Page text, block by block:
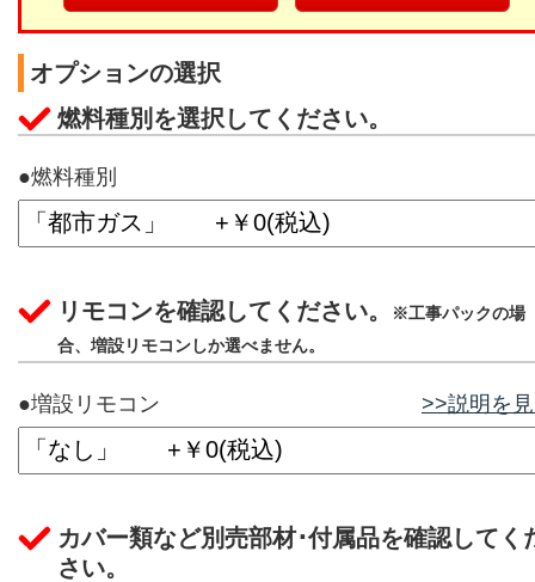
オプションの選択
燃料種別を選択してください。
●燃料種別
リモコンを確認してください。
※工事パックの場
合、増設リモコンしか選べません。
●増設リモコン >>説明を
カバー類など別売部材･付属品を確認してく
さい。